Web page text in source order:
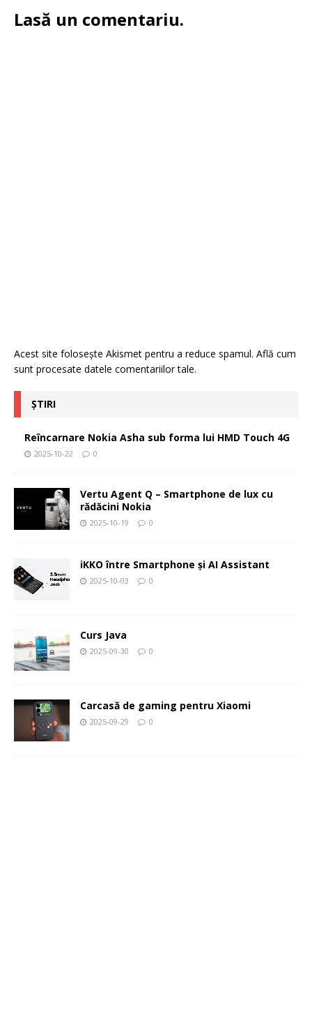
Lasă un comentariu.
Acest site folosește Akismet pentru a reduce spamul. Află cum
sunt procesate datele comentariilor tale.
ȘTIRI
Reîncarnare Nokia Asha sub forma lui HMD Touch 4G
2025-10-22 0
Vertu Agent Q – Smartphone de lux cu
rădăcini Nokia
2025-10-19 0
iKKO între Smartphone și AI Assistant
2025-10-03 0
Curs Java
2025-09-30 0
Carcasă de gaming pentru Xiaomi
2025-09-29 0